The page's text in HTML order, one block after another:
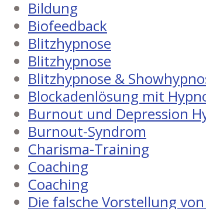
Bildung
Biofeedback
Blitzhypnose
Blitzhypnose
Blitzhypnose &
Blockadenlösung mit
Burnout und Depression
Burnout-Syndrom
Charisma-Training
Coaching
Coaching
Die falsche Vorstellung